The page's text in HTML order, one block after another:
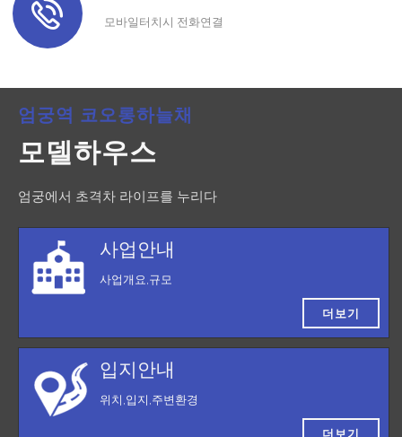
모바일터치시 전화연결
엄궁역 코오롱하늘채
모델하우스
엄궁에서 초격차 라이프를 누리다
사업안내
사업개요,규모
더보기
입지안내
위치,입지,주변환경
더보기